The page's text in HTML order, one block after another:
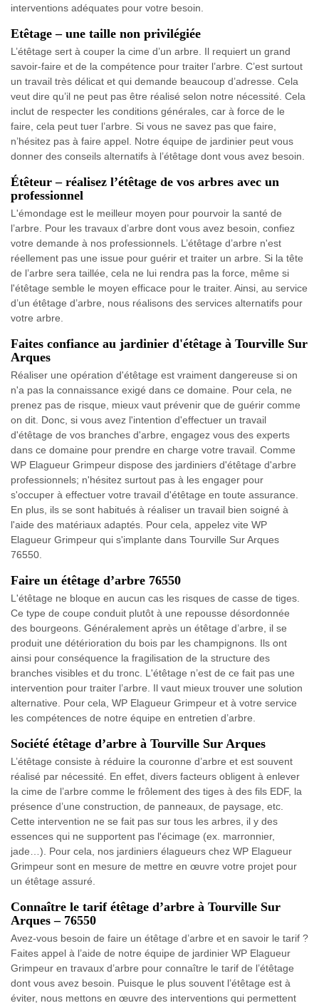
interventions adéquates pour votre besoin.
Etêtage – une taille non privilégiée
L’étêtage sert à couper la cime d’un arbre. Il requiert un grand
savoir-faire et de la compétence pour traiter l’arbre. C’est surtout
un travail très délicat et qui demande beaucoup d’adresse. Cela
veut dire qu’il ne peut pas être réalisé selon notre nécessité. Cela
inclut de respecter les conditions générales, car à force de le
faire, cela peut tuer l’arbre. Si vous ne savez pas que faire,
n’hésitez pas à faire appel. Notre équipe de jardinier peut vous
donner des conseils alternatifs à l’étêtage dont vous avez besoin.
Étêteur – réalisez l’étêtage de vos arbres avec un
professionnel
L'émondage est le meilleur moyen pour pourvoir la santé de
l’arbre. Pour les travaux d’arbre dont vous avez besoin, confiez
votre demande à nos professionnels. L’étêtage d’arbre n'est
réellement pas une issue pour guérir et traiter un arbre. Si la tête
de l’arbre sera taillée, cela ne lui rendra pas la force, même si
l'étêtage semble le moyen efficace pour le traiter. Ainsi, au service
d’un étêtage d’arbre, nous réalisons des services alternatifs pour
votre arbre.
Faites confiance au jardinier d'étêtage à Tourville Sur
Arques
Réaliser une opération d'étêtage est vraiment dangereuse si on
n'a pas la connaissance exigé dans ce domaine. Pour cela, ne
prenez pas de risque, mieux vaut prévenir que de guérir comme
on dit. Donc, si vous avez l'intention d'effectuer un travail
d'étêtage de vos branches d'arbre, engagez vous des experts
dans ce domaine pour prendre en charge votre travail. Comme
WP Elagueur Grimpeur dispose des jardiniers d'étêtage d'arbre
professionnels; n'hésitez surtout pas à les engager pour
s'occuper à effectuer votre travail d'étêtage en toute assurance.
En plus, ils se sont habitués à réaliser un travail bien soigné à
l'aide des matériaux adaptés. Pour cela, appelez vite WP
Elagueur Grimpeur qui s'implante dans Tourville Sur Arques
76550.
Faire un étêtage d’arbre 76550
L'étêtage ne bloque en aucun cas les risques de casse de tiges.
Ce type de coupe conduit plutôt à une repousse désordonnée
des bourgeons. Généralement après un étêtage d’arbre, il se
produit une détérioration du bois par les champignons. Ils ont
ainsi pour conséquence la fragilisation de la structure des
branches visibles et du tronc. L'étêtage n’est de ce fait pas une
intervention pour traiter l’arbre. Il vaut mieux trouver une solution
alternative. Pour cela, WP Elagueur Grimpeur et à votre service
les compétences de notre équipe en entretien d’arbre.
Société étêtage d’arbre à Tourville Sur Arques
L’étêtage consiste à réduire la couronne d’arbre et est souvent
réalisé par nécessité. En effet, divers facteurs obligent à enlever
la cime de l’arbre comme le frôlement des tiges à des fils EDF, la
présence d’une construction, de panneaux, de paysage, etc.
Cette intervention ne se fait pas sur tous les arbres, il y des
essences qui ne supportent pas l'écimage (ex. marronnier,
jade…). Pour cela, nos jardiniers élagueurs chez WP Elagueur
Grimpeur sont en mesure de mettre en œuvre votre projet pour
un étêtage assuré.
Connaître le tarif étêtage d’arbre à Tourville Sur
Arques – 76550
Avez-vous besoin de faire un étêtage d’arbre et en savoir le tarif ?
Faites appel à l’aide de notre équipe de jardinier WP Elagueur
Grimpeur en travaux d’arbre pour connaître le tarif de l’étêtage
dont vous avez besoin. Puisque le plus souvent l’étêtage est à
éviter, nous mettons en œuvre des interventions qui permettent